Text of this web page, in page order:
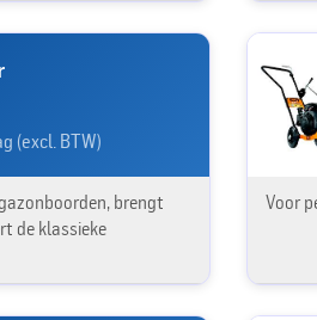
(excl. BTW)
brengt
de klassieke
Voor